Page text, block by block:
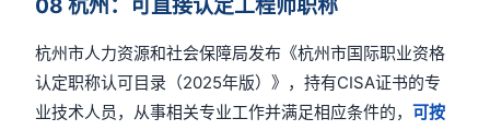
08 杭州：可直接认定工程师职称
杭州市人力资源和社会保障局发布《杭州市国际职业资格
认定职称认可目录（2025年版）》，持有CISA证书的专
业技术人员，从事相关专业工作并满足相应条件的，可按